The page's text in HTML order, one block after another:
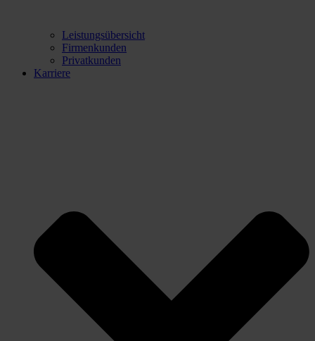
Leistungsübersicht
Firmenkunden
Privatkunden
Karriere